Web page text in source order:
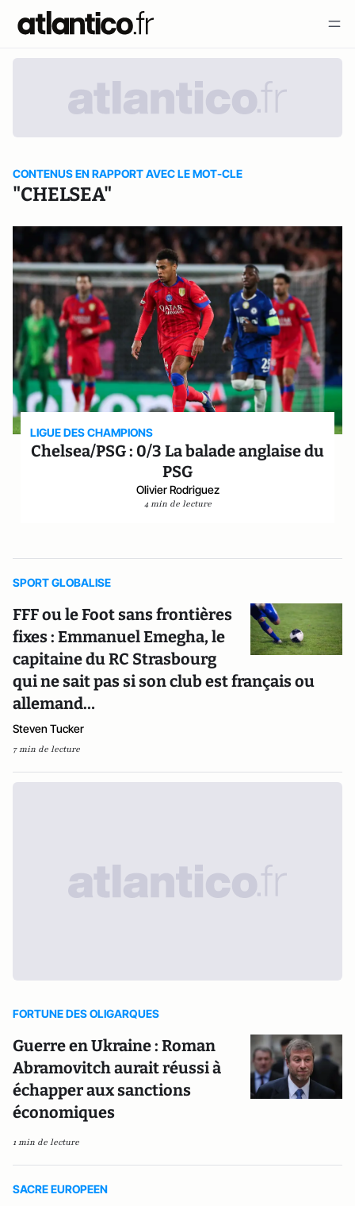
CONTENUS EN RAPPORT AVEC LE MOT-CLE
"CHELSEA"
LIGUE DES CHAMPIONS
Chelsea/PSG : 0/3 La balade anglaise du
PSG
Olivier Rodriguez
4 min de lecture
SPORT GLOBALISE
FFF ou le Foot sans frontières
fixes : Emmanuel Emegha, le
capitaine du RC Strasbourg
qui ne sait pas si son club est français ou
allemand…
Steven Tucker
7 min de lecture
FORTUNE DES OLIGARQUES
Guerre en Ukraine : Roman
Abramovitch aurait réussi à
échapper aux sanctions
économiques
1 min de lecture
SACRE EUROPEEN